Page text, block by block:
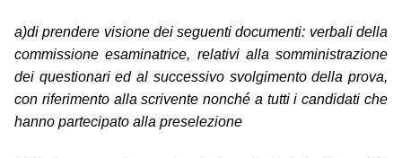
a)di prendere visione dei seguenti documenti: verbali della
commissione esaminatrice, relativi alla somministrazione
dei questionari ed al successivo svolgimento della prova,
con riferimento alla scrivente nonché a tutti i candidati che
hanno partecipato alla preselezione